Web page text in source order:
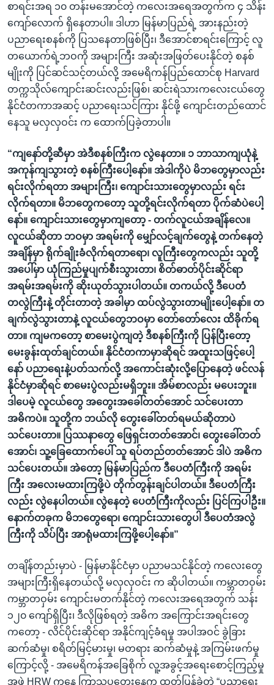
စာရင်းအရ ၁၀ တန်းမအောင်တဲ့ ကလေးအရေအတွက်က ၄ သိန်း
ကျော်လောက် ရှိနေတာပါ။ ဒါဟာ မြန်မာပြည်ရဲ့ အားနည်းတဲ့
ပညာရေးစနစ်ကို ပြသနေတာဖြစ်ပြီး၊ ဒီအောင်စာရင်းကြောင့် လူ
တယောက်ရဲ့ဘဝကို အများကြီး အဆုံးအဖြတ်ပေးနိုင်တဲ့ စနစ်
မျိုးကို ပြင်ဆင်သင့်တယ်လို့ အမေရိကန်ပြည်ထောင်စု Harvard
တက္ကသိုလ်ကျောင်းဆင်းလည်းဖြစ်၊ ဆင်းရဲသားကလေးငယ်တွေ
နိုင်ငံတကာအဆင့် ပညာရေးသင်ကြား နိုင်ဖို့ ကျောင်းတည်ထောင်
နေသူ မလှလှဝင်း က ထောက်ပြခဲ့တာပါ။
“ကျနော်တို့ဆီမှာ အဲဒီစနစ်ကြီးက လွဲနေတာ။ ၁ ဘာသာကျယုံနဲ့
အကုန်ကျသွားတဲ့ စနစ်ကြီးပေါ့နော်။ အဲဒါကိုပဲ မိဘတွေမှာလည်း
ရင်းလိုက်ရတာ အများကြီး၊ ကျောင်းသားတွေမှာလည်း ရင်း
လိုက်ရတာ။ မိဘတွေကတော့ သူတို့ရင်းလိုက်ရတာ ပိုက်ဆံပဲပေါ့
နော်။ ကျောင်းသားတွေမှာကျတော့ - တက်လူငယ်အချိန်လေ။
လူငယ်ဆိုတာ ဘဝမှာ အရမ်းကို မျှော်လင့်ချက်တွေနဲ့ တက်နေတဲ့
အချိန်မှာ ရိုက်ချိုးခံလိုက်ရတာရော၊ လူကြီးတွေကလည်း သူတို့
အပေါ်မှာ ယုံကြည်မှုပျက်စီးသွားတာ၊ စိတ်ဓာတ်ပိုင်းဆိုင်ရာ
အရမ်းအရမ်းကို ဆိုးယုတ်သွားပါတယ်။ တကယ်လို့ ဒီပေတံ
တလွဲကြီးနဲ့ တိုင်းတာတဲ့ အခါမှာ ထပ်လွဲသွားတာမျိုးပေါ့နော်။ တ
ချက်လွဲသွားတာနဲ့ လူငယ်တွေဘဝမှာ တော်တော်လေး ထိခိုက်ရ
တာ။ ကျမကတော့ စာမေးပွဲကျတဲ့ ဒီစနစ်ကြီးကို ပြန်ပြီးတော့
မေးခွန်းထုတ်ချင်တယ်။ နိုင်ငံတကာမှာဆိုရင် အထူးသဖြင့်ပေါ့
နော် ပညာရေးနဲ့ပတ်သက်လို့ အကောင်းဆုံးလို့ပြောနေတဲ့ ဖင်လန်
နိုင်ငံမှာဆိုရင် စာမေးပွဲလည်းမရှိဘူး။ အိမ်စာလည်း မပေးဘူး။
ဒါပေမဲ့ လူငယ်တွေ အတွေးအခေါ်တတ်အောင် သင်ပေးတာ
အဓိကပဲ။ သူတို့က ဘယ်လို တွေးခေါ်တတ်ရမယ်ဆိုတာပဲ
သင်ပေးတာ။ ပြဿနာတွေ ဖြေရှင်းတတ်အောင်၊ တွေးခေါ်တတ်
အောင်၊ သူ့ခြေထောက်ပေါ် သူ ရပ်တည်တတ်အောင် ဒါပဲ အဓိက
သင်ပေးတယ်။ အဲတော့ မြန်မာပြည်က ဒီပေတံကြီးကို အရမ်း
ကြီး အလေးမထားကြဖို့ပဲ တိုက်တွန်းချင်ပါတယ်။ ဒီပေတံကြီး
လည်း လွဲနေပါတယ်။ လွဲနေတဲ့ ပေတံကြီးကိုလည်း ပြင်ကြပါဦး။
နောက်တခုက မိဘတွေရော၊ ကျောင်းသားတွေပါ ဒီပေတံအလွဲ
ကြီးကို သိပ်ပြီး အာရုံမထားကြဖို့ပေါ့နော်။”
တချိန်တည်းမှာပဲ - မြန်မာနိုင်ငံမှာ ပညာမသင်နိုင်တဲ့ ကလေးတွေ
အများကြီးရှိနေတယ်လို့ မလှလှဝင်း က ဆိုပါတယ်။ ကမ္ဘာတဝှမ်း
ကမ္ဘာတဝှမ်း ကျောင်းမတက်နိုင်တဲ့ ကလေးအရေအတွက် သန်း
၁၂၀ ကျော်ရှိပြီး၊ ဒီလိုဖြစ်ရတဲ့ အဓိက အကြောင်းအရင်းတွေ
ကတော့ - လိင်ပိုင်းဆိုင်ရာ အနိုင်ကျင့်ခံရမှု အပါအဝင် ခွဲခြား
ဆက်ဆံမှု၊ စရိတ်မြင့်မားမှု၊ မတရား ဆက်ဆံမှုနဲ့ အကြမ်းဖက်မှု
ကြောင့်လို့ - အမေရိကန်အခြေစိုက် လူ့အခွင့်အရေးစောင့်ကြည့်မှု
အဖွဲ့ HRW ကနေ ကြာသပတေးနေ့က ထုတ်ပြန်ခဲ့တဲ့ “ပညာရေး